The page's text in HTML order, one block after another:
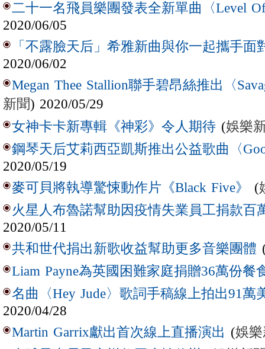
二十一名飛員樂團發表全新單曲〈Level
2020/06/05
「不露臉天后」希雅新曲與你一起攜手面
2020/06/02
Megan Thee Stallion聯手碧昂絲推出〈
新聞) 2020/05/29
女神卡卡新專輯《神彩》令人期待 (娛樂
鋼琴天后艾莉西亞凱斯推出公益歌曲〈
2020/05/19
麥可貝將執導驚悚動作片《Black Five》 (
火星人布魯諾幫助因疫情失業員工捐款百
2020/05/11
共和世代捐出新歌收益幫助更多音樂團體
Liam Payne為英國困難家庭捐贈36萬份餐
名曲〈Hey Jude〉歌詞手稿線上拍出91萬
2020/04/28
Martin Garrix獻出首次線上直播演出 (娛